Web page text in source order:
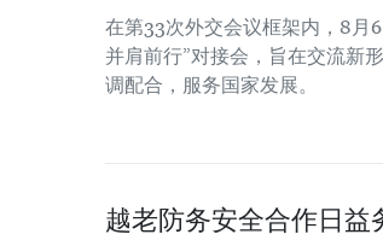
在第33次外交会议框架内，8月
并肩前行”对接会，旨在交流新
调配合，服务国家发展。
越老防务安全合作日益